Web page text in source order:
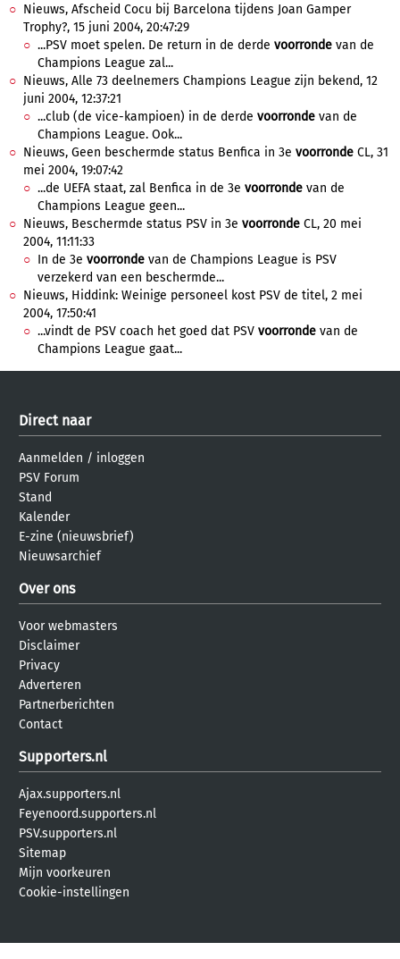
Nieuws, Afscheid Cocu bij Barcelona tijdens Joan Gamper
Trophy?, 15 juni 2004, 20:47:29
...PSV moet spelen. De return in de derde voorronde van de
Champions League zal...
Nieuws, Alle 73 deelnemers Champions League zijn bekend, 12
juni 2004, 12:37:21
...club (de vice-kampioen) in de derde voorronde van de
Champions League. Ook...
Nieuws, Geen beschermde status Benfica in 3e voorronde CL, 31
mei 2004, 19:07:42
...de UEFA staat, zal Benfica in de 3e voorronde van de
Champions League geen...
Nieuws, Beschermde status PSV in 3e voorronde CL, 20 mei
2004, 11:11:33
In de 3e voorronde van de Champions League is PSV
verzekerd van een beschermde...
Nieuws, Hiddink: Weinige personeel kost PSV de titel, 2 mei
2004, 17:50:41
...vindt de PSV coach het goed dat PSV voorronde van de
Champions League gaat...
Direct naar
Aanmelden / inloggen
PSV Forum
Stand
Kalender
E-zine (nieuwsbrief)
Nieuwsarchief
Over ons
Voor webmasters
Disclaimer
Privacy
Adverteren
Partnerberichten
Contact
Supporters.nl
Ajax.supporters.nl
Feyenoord.supporters.nl
PSV.supporters.nl
Sitemap
Mijn voorkeuren
Cookie-instellingen